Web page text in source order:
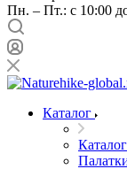
Пн. – Пт.: с 10:00
Каталог
Каталог